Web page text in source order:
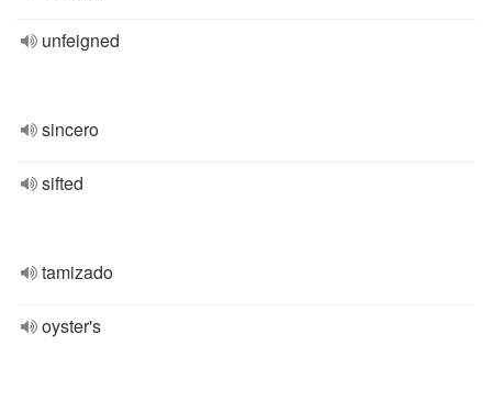
unfeigned
sincero
sifted
tamizado
oyster's